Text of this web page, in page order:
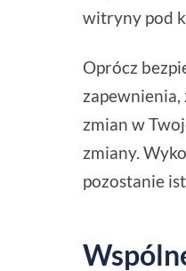
witryny pod
Oprócz
zmian w
zmiany.
pozostanie